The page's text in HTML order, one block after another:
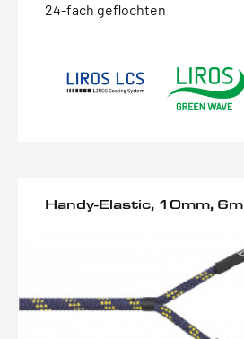
24-fach geflochten
Handy-Elastic, 10mm, 6m